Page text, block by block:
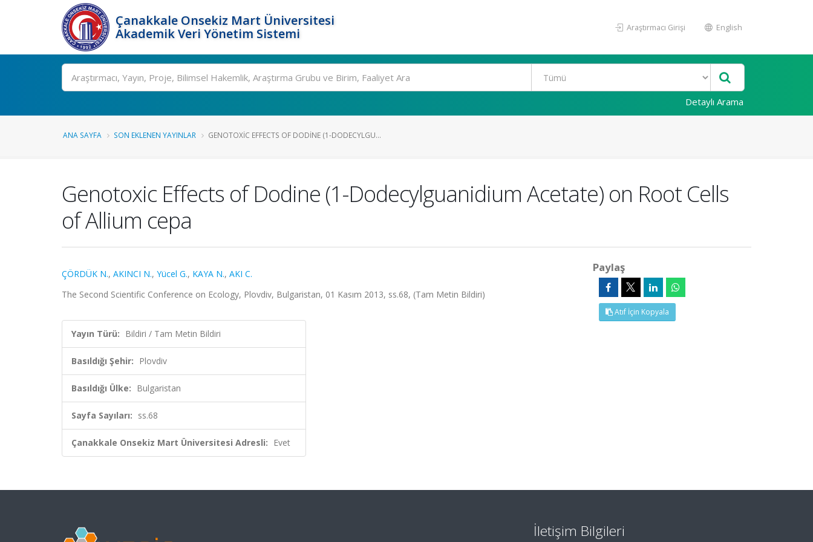
Çanakkale Onsekiz Mart Üniversitesi
Akademik Veri Yönetim Sistemi
Araştırmacı Girişi English
Ara
Detaylı Arama
ANA SAYFA SON EKLENEN YAYINLAR GENOTOXIC EFFECTS OF DODINE (1-DODECYLGU...
Genotoxic Effects of Dodine (1-Dodecylguanidium Acetate) on Root Cells
of Allium cepa
ÇÖRDÜK N., AKINCI N., Yücel G., KAYA N., AKI C.
The Second Scientific Conference on Ecology, Plovdiv, Bulgaristan, 01 Kasım 2013, ss.68, (Tam Metin Bildiri)
Yayın Türü: Bildiri / Tam Metin Bildiri
Basıldığı Şehir: Plovdiv
Basıldığı Ülke: Bulgaristan
Sayfa Sayıları: ss.68
Çanakkale Onsekiz Mart Üniversitesi Adresli: Evet
Paylaş
Atıf İçin Kopyala
İletişim Bilgileri